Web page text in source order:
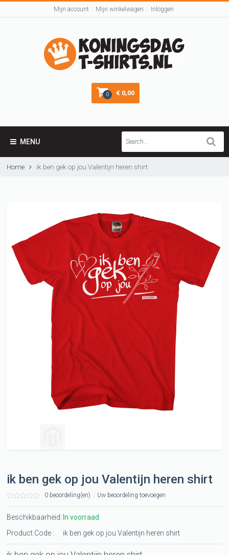
Mijn account Mijn winkelwagen Inloggen
0 € 0,00
MENU
Home ik ben gek op jou Valentijn heren shirt
ik ben gek op jou Valentijn heren shirt
0 beoordeling(en) Uw beoordeling toevoegen
Beschikbaarheid: In voorraad
Product Code :
ik ben gek op jou Valentijn heren shirt